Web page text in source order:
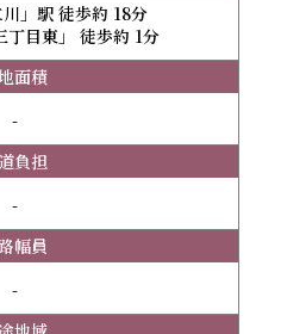
」駅 徒歩約 18分
丁目東」 徒歩約 1分
面積
-
負担
-
幅員
-